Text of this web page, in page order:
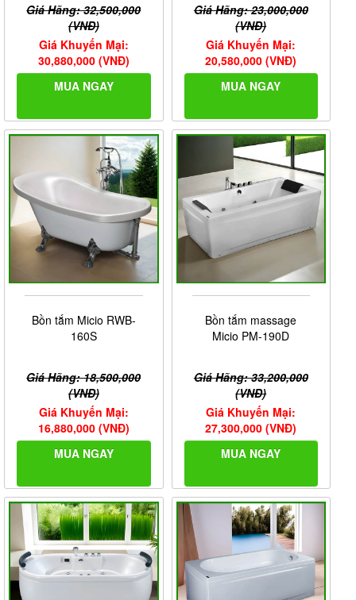
Giá Hãng: 32,500,000
(VNĐ)
Giá Khuyến Mại:
30,880,000 (VNĐ)
MUA NGAY
Giá Hãng: 23,000,000
(VNĐ)
Giá Khuyến Mại:
20,580,000 (VNĐ)
MUA NGAY
Bồn tắm Micio RWB-
160S
Giá Hãng: 18,500,000
(VNĐ)
Giá Khuyến Mại:
16,880,000 (VNĐ)
MUA NGAY
Bồn tắm massage
Micio PM-190D
Giá Hãng: 33,200,000
(VNĐ)
Giá Khuyến Mại:
27,300,000 (VNĐ)
MUA NGAY